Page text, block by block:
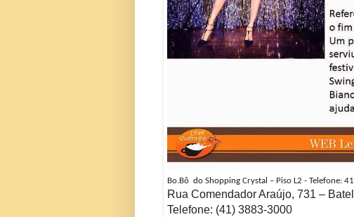
Bo.Bô do Shopping Crystal – Piso L2 - Telefone: 41
Rua Comendador Araújo, 731 – Batel
Telefone: (41) 3883-3000